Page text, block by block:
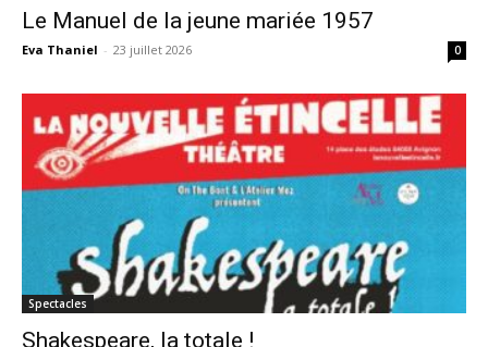
Le Manuel de la jeune mariée 1957
Eva Thaniel - 23 juillet 2026 0
Spectacles
Shakespeare, la totale !